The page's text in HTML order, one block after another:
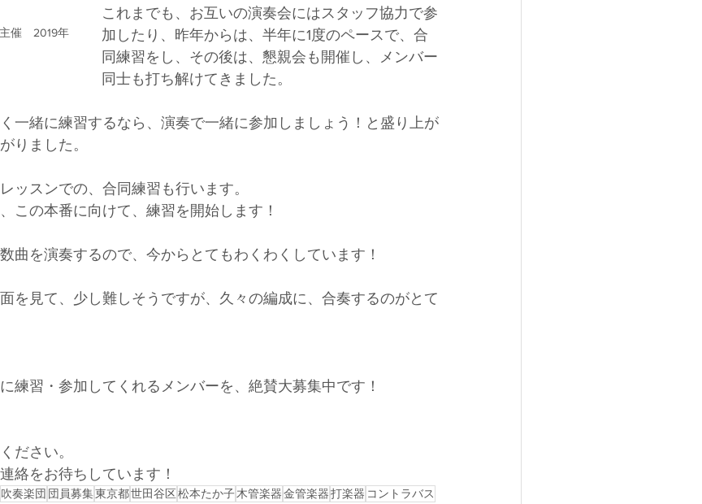
催　2019年
これまでも、お互いの演奏会にはスタッフ協力で参
加したり、昨年からは、半年に1度のペースで、合
同練習をし、その後は、懇親会も開催し、メンバー
同士も打ち解けてきました。
一緒に練習するなら、演奏で一緒に参加しましょう！と盛り上が
りました。
ッスンでの、合同練習も行います。
この本番に向けて、練習を開始します！
曲を演奏するので、今からとてもわくわくしています！
を見て、少し難しそうですが、久々の編成に、合奏するのがとて
練習・参加してくれるメンバーを、絶賛大募集中です！
ださい。
絡をお待ちしています！
吹奏楽団 団員募集東京都世田谷区松本たか子木管楽器金管楽器打楽器 コントラバス